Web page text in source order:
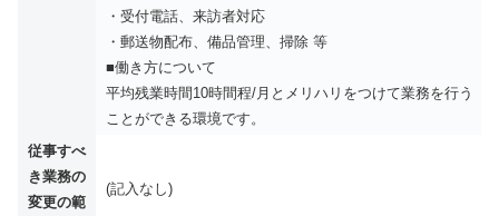
・受付電話、来訪者対応
・郵送物配布、備品管理、掃除 等
■働き方について
平均残業時間10時間程/月とメリハリをつけて業務を行う
ことができる環境です。
従事すべ
き業務の
変更の範
(記入なし)